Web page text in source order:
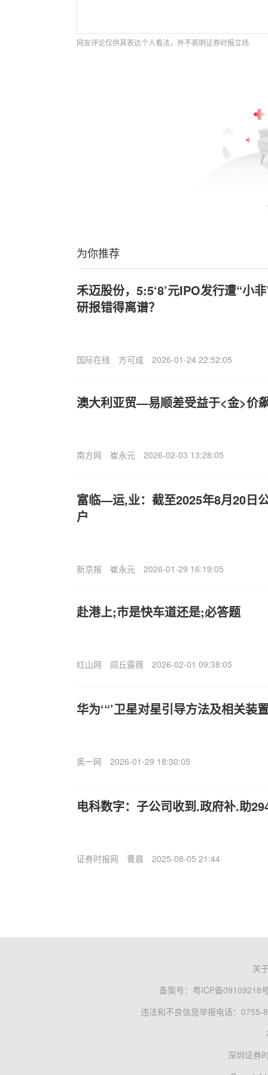
网友评论仅供其表达个人看法，并不表明证券时报立场
为你推荐
禾迈股份，5:5‘8’元IPO发行遭“小
研报错得离谱？
国际在线 方可成 2026-01-24 22:52:05
澳大利亚贸—易顺差受益于<金>价
南方网 崔永元 2026-02-03 13:28:05
富临—运,业：截至2025年8月20日
户
新京报 崔永元 2026-01-29 16:19:05
赴港上;市是快车道还是;必答题
红山网 闾丘露薇 2026-02-01 09:38:05
华为‘“’卫星对星引导方法及相关装
奥一网 2026-01-29 18:30:05
电科数字：子公司收到.政府补.助
证券时报网 曹晨 2025-08-05 21:44
关
备案号： 粤ICP备09109218
违法和不良信息举报电话：0755-
深圳证券